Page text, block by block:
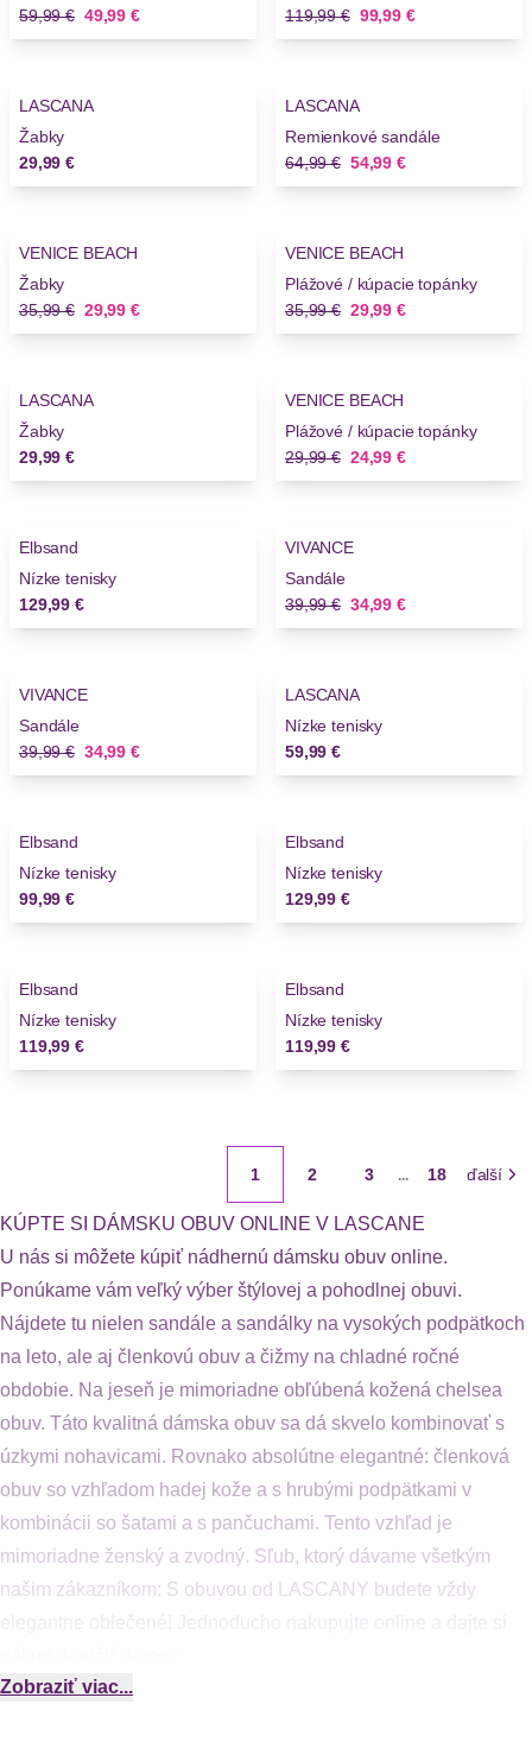
Stará cena
59,99 € Nová cena
49,99 €
Stará cena
119,99 € Nová cena
99,99 €
Novinky
LASCANA
Žabky
29,99 €
Novinky
LASCANA
Remienkové sandále
Stará cena
64,99 € Nová cena
54,99 €
Novinky
VENICE BEACH
Žabky
Stará cena
35,99 € Nová cena
29,99 €
Novinky
VENICE BEACH
Plážové / kúpacie topánky
Stará cena
35,99 € Nová cena
29,99 €
LASCANA
Žabky
29,99 €
Novinky
VENICE BEACH
Plážové / kúpacie topánky
Stará cena
29,99 € Nová cena
24,99 €
Elbsand
Nízke tenisky
129,99 €
VIVANCE
Sandále
Stará cena
39,99 € Nová cena
34,99 €
VIVANCE
Sandále
Stará cena
39,99 € Nová cena
34,99 €
LASCANA
Nízke tenisky
59,99 €
Elbsand
Nízke tenisky
99,99 €
Elbsand
Nízke tenisky
129,99 €
Elbsand
Nízke tenisky
119,99 €
Elbsand
Nízke tenisky
119,99 €
1 2 3 ... 18 ďalší
KÚPTE SI DÁMSKU OBUV ONLINE V LASCANE
U nás si môžete kúpiť nádhernú dámsku obuv online.
Ponúkame vám veľký výber štýlovej a pohodlnej obuvi.
Nájdete tu nielen sandále a sandálky na vysokých podpätkoch
na leto, ale aj členkovú obuv a čižmy na chladné ročné
obdobie. Na jeseň je mimoriadne obľúbená kožená chelsea
obuv. Táto kvalitná dámska obuv sa dá skvelo kombinovať s
úzkymi nohavicami. Rovnako absolútne elegantné: členková
obuv so vzhľadom hadej kože a s hrubými podpätkami v
kombinácii so šatami a s pančuchami. Tento vzhľad je
mimoriadne ženský a zvodný. Sľub, ktorý dávame všetkým
našim zákazníkom: S obuvou od LASCANY budete vždy
Objavte náš veľkolepý sortiment.
Zobraziť viac...